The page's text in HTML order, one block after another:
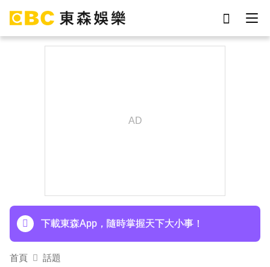
下載東森App，隨時掌握天下大小事！
首頁 話題